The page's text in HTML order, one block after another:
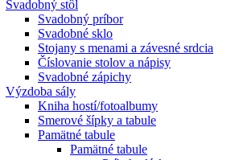
Svadobný stôl
Svadobný príbor
Svadobné sklo
Stojany s menami a závesné srdcia
Číslovanie stolov a nápisy
Svadobné zápichy
Výzdoba sály
Kniha hostí/fotoalbumy
Smerové šípky a tabule
Pamätné tabule
Pamätné tabule